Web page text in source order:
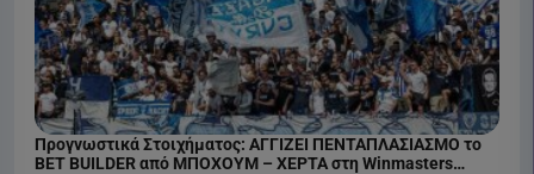
Προγνωστικά Στοιχήματος: ΑΓΓΙΖΕΙ ΠΕΝΤΑΠΛΑΣΙΑΣΜΟ το
BET BUILDER από ΜΠΟΧΟΥΜ – ΧΕΡΤΑ στη Winmasters